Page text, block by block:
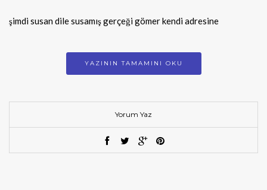
şimdi susan dile susamış gerçeği gömer kendi adresine
YAZININ TAMAMINI OKU
Yorum Yaz